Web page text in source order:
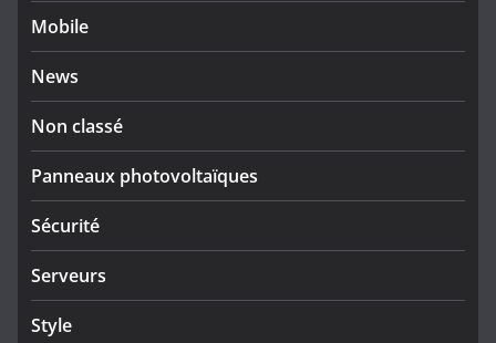
Mobile
News
Non classé
Panneaux photovoltaïques
Sécurité
Serveurs
Style